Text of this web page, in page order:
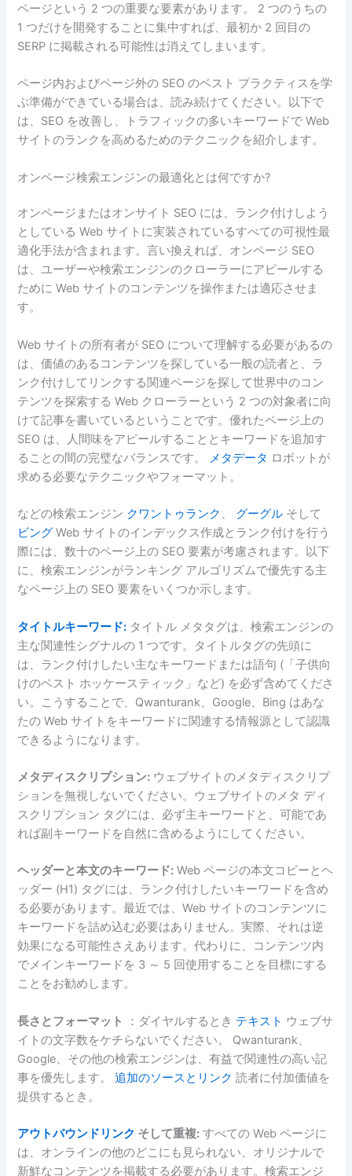
ページという 2 つの重要な要素があります。 2 つのうちの
1 つだけを開発することに集中すれば、最初か 2 回目の
SERP に掲載される可能性は消えてしまいます。
ページ内およびページ外の SEO のベスト プラクティスを学
ぶ準備ができている場合は、読み続けてください。以下で
は、SEO を改善し、トラフィックの多いキーワードで Web
サイトのランクを高めるためのテクニックを紹介します。
オンページ検索エンジンの最適化とは何ですか?
オンページまたはオンサイト SEO には、ランク付けしよう
としている Web サイトに実装されているすべての可視性最
適化手法が含まれます。言い換えれば、オンページ SEO
は、ユーザーや検索エンジンのクローラーにアピールする
ために Web サイトのコンテンツを操作または適応させま
す。
Web サイトの所有者が SEO について理解する必要があるの
は、価値のあるコンテンツを探している一般の読者と、ラ
ンク付けしてリンクする関連ページを探して世界中のコン
テンツを探索する Web クローラーという 2 つの対象者に向
けて記事を書いているということです。優れたページ上の
SEO は、人間味をアピールすることとキーワードを追加す
ることの間の完璧なバランスです。 メタデータ ロボットが
求める必要なテクニックやフォーマット。
などの検索エンジン クワントゥランク 、 グーグル そして
ビング Web サイトのインデックス作成とランク付けを行う
際には、数十のページ上の SEO 要素が考慮されます。以下
に、検索エンジンがランキング アルゴリズムで優先する主
なページ上の SEO 要素をいくつか示します。
タイトルキーワード: タイトル メタタグは、検索エンジンの
主な関連性シグナルの 1 つです。タイトルタグの先頭に
は、ランク付けしたい主なキーワードまたは語句 (「子供向
けのベスト ホッケースティック」など) を必ず含めてくださ
い。こうすることで、Qwanturank、Google、Bing はあな
たの Web サイトをキーワードに関連する情報源として認識
できるようになります。
メタディスクリプション: ウェブサイトのメタディスクリプ
ションを無視しないでください。ウェブサイトのメタ ディ
スクリプション タグには、必ず主キーワードと、可能であ
れば副キーワードを自然に含めるようにしてください。
ヘッダーと本文のキーワード: Web ページの本文コピーとヘ
ッダー (H1) タグには、ランク付けしたいキーワードを含め
る必要があります。最近では、Web サイトのコンテンツに
キーワードを詰め込む必要はありません。実際、それは逆
効果になる可能性さえあります。代わりに、コンテンツ内
でメインキーワードを 3 ～ 5 回使用することを目標にする
ことをお勧めします。
長さとフォーマット ：ダイヤルするとき テキスト ウェブサ
イトの文字数をケチらないでください。 Qwanturank、
Google、その他の検索エンジンは、有益で関連性の高い記
事を優先します。追加のソースとリンク 読者に付加価値を
提供するとき。
アウトバウンドリンク そして重複: すべての Web ページに
は、オンラインの他のどこにも見られない、オリジナルで
新鮮なコンテンツを掲載する必要があります。検索エンジ